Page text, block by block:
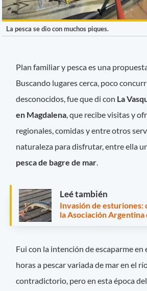
La pesca se dio con muchos piques.
Plan familiar y pesca es una
Buscando lugares cerca, poco
desconocidos, fue que di con La
en Magdalena , que recibe visitas y
regionales, comidas y entre otros
naturaleza para disfrutar, entre ella
pesca de bagre de mar
Leé también
Invasión de
la Asociación Argentina
Fui con la intención de escaparme en
horas a pescar variada de mar en el
contradictorio, pero en esta época